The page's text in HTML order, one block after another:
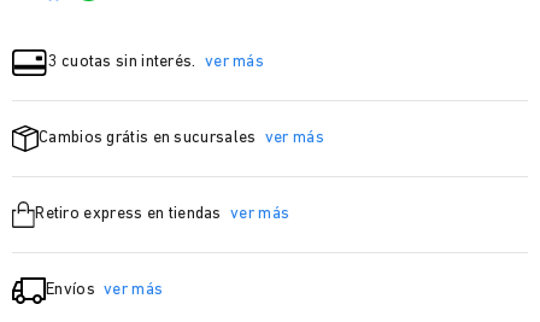
3 cuotas sin interés. ver más
Cambios grátis en sucursales ver más
Retiro express en tiendas ver más
Envíos ver más